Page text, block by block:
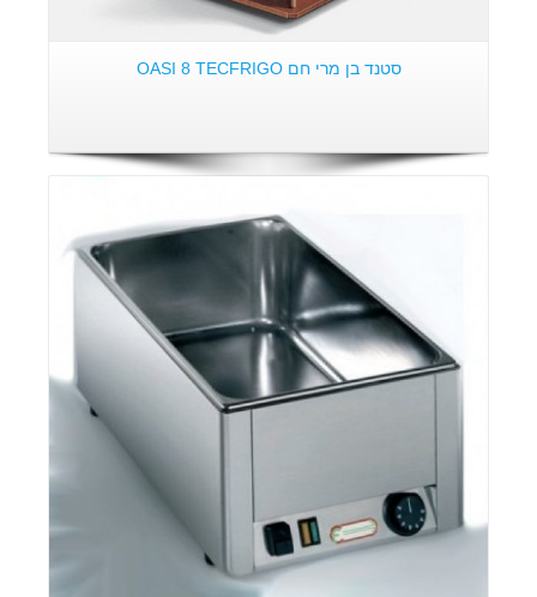
סטנד בן מרי חם OASI 8 TECFRIGO
פרטים: